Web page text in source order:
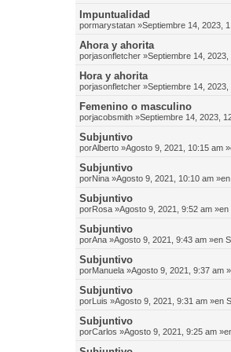
Impuntualidad
pormarystatan »Septiembre 14, 2023,
Ahora y ahorita
porjasonfletcher »Septiembre 14,
Hora y ahorita
porjasonfletcher »Septiembre 14,
Femenino o masculino
porjacobsmith »Septiembre 14, 2023,
Subjuntivo
porAlberto »Agosto 9, 2021, 10:15 am
Subjuntivo
porNina »Agosto 9, 2021, 10:10 am »en
Subjuntivo
porRosa »Agosto 9, 2021, 9:52 am »en
Subjuntivo
porAna »Agosto 9, 2021, 9:43 am »en
Subjuntivo
porManuela »Agosto 9, 2021, 9:37 am
Subjuntivo
porLuis »Agosto 9, 2021, 9:31 am »en
Subjuntivo
porCarlos »Agosto 9, 2021, 9:25 am